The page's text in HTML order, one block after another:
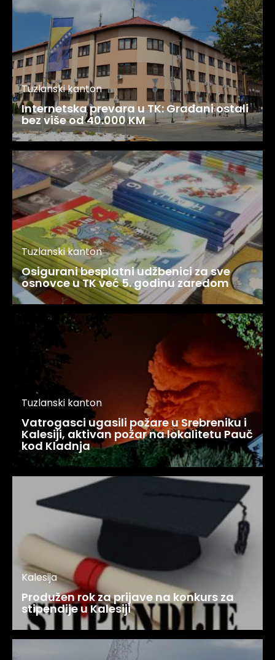
Tuzlanski kanton
Internetska prevara u TK: Građani ostali
bez više od 40.000 KM
Tuzlanski kanton
Osigurani besplatni udžbenici za sve
osnovce u TK već 5. godinu zaredom
Tuzlanski kanton
Vatrogasci ugasili požare u Srebreniku i
Kalesiji, aktivan požar na lokalitetu Pauč
kod Kladnja
Kalesija
Produžen rok za prijave na konkurs za
stipendije u Kalesiji